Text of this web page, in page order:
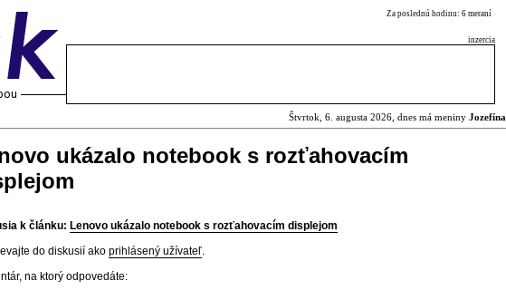
Za poslednú hodinu: 6 meraní
inzercia
Štvrtok, 6. augusta 2026, dnes má meniny Jozefína
ukázalo notebook s rozťahovacím
k článku: Lenovo ukázalo notebook s rozťahovacím displejom
do diskusií ako prihlásený užívateľ.
na ktorý odpovedáte: